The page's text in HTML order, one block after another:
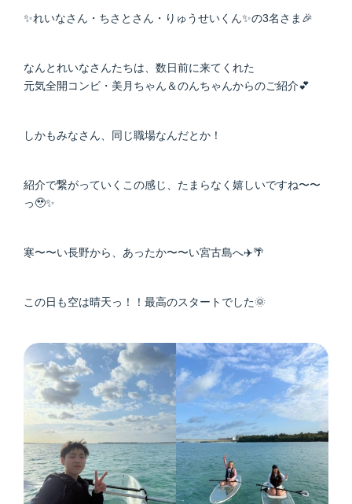
✨れいなさん・ちさとさん・りゅうせいくん✨の3名さま🎉
なんとれいなさんたちは、数日前に来てくれた
元気全開コンビ・美月ちゃん＆のんちゃんからのご紹介💕
しかもみなさん、同じ職場なんだとか！
紹介で繋がっていくこの感じ、たまらなく嬉しいですね〜〜
っ🥹✨
寒〜〜い長野から、あったか〜〜い宮古島へ✈️🌴
この日も空は晴天っ！！最高のスタートでした🌞